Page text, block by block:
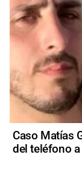
Caso Matías
del teléfono